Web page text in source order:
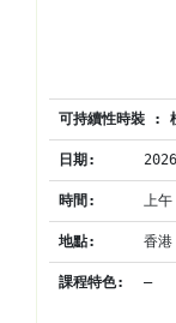
可持續性時裝 :
日期:
時間 : 上
地點: 香港
課程特色: –